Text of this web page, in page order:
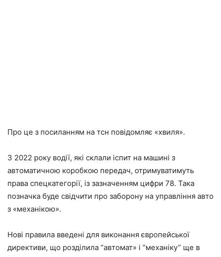
Про це з посиланням на тсн повідомляє «хвиля».
З 2022 року водії, які склали іспит на машині з
автоматичною коробкою передач, отримуватимуть
права спецкатегорії, із зазначенням цифри 78. Така
позначка буде свідчити про заборону на управління авто
з «механікою».
Нові правила введені для виконання європейської
директиви, що розділила “автомат» і “механіку” ще в